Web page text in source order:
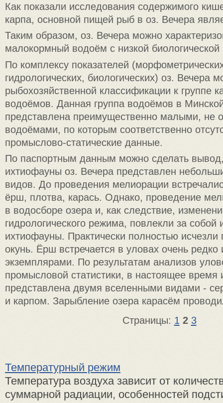
Как показали исследования содержимого
карпа, основной пищей рыб в оз. Вечера
Таким образом, оз. Вечера можно
малокормный водоём с низкой биологической
Пo комплексу показателей
гидрологических, биологических) оз. Вечера
рыбохозяйственной классификации к группе
водоёмов. Данная группа водоёмов в
представлена преимущественно малыми, не
водоёмами, по которым соответственно
промыслово-статические данные.
По паспортным данным можно сделать вывод,
ихтиофауны оз. Вечера представлен
видов. До проведения мелиорации
ёрш, плотва, карась. Однако, проведение
в водосборе озера и, как следствие,
гидрологического режима, повлекли за собой
ихтиофауны. Практически полностью исчезли
окунь. Ёрш встречается в уловах очень
экземплярами. По результатам анализов
промысловой статистики, в настоящее время
представлена двумя вселенными видами -
и карпом. Зарыбление озера карасём
Страницы: 1 2 3
Температурный режим
Температура воздуха зависит от
суммарной радиации, особенностей